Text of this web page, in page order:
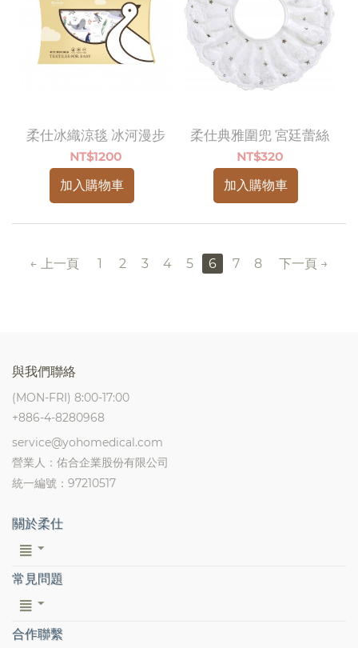
柔仕冰織涼毯 冰河漫步
NT$1200
加入購物車
柔仕典雅圍兜 宮廷蕾絲
NT$320
加入購物車
上一頁 1 2 3 4 5 6 7 8 下一頁
與我們聯絡
(MON-FRI) 8:00-17:00
+886-4-8280968
service@yohomedical.com
營業人：佑合企業股份有限公司
統一編號：97210517
關於柔仕
常見問題
合作聯繫